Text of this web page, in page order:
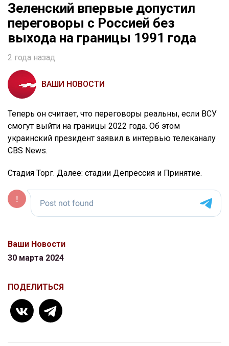
Зеленский впервые допустил
переговоры с Россией без
выхода на границы 1991 года
2 года назад
ВАШИ НОВОСТИ
Теперь он считает, что переговоры реальны, если ВСУ
смогут выйти на границы 2022 года. Об этом
украинский президент заявил в интервью телеканалу
CBS News.
Стадия Торг. Далее: стадии Депрессия и Принятие.
Ваши Новости
30 марта 2024
ПОДЕЛИТЬСЯ